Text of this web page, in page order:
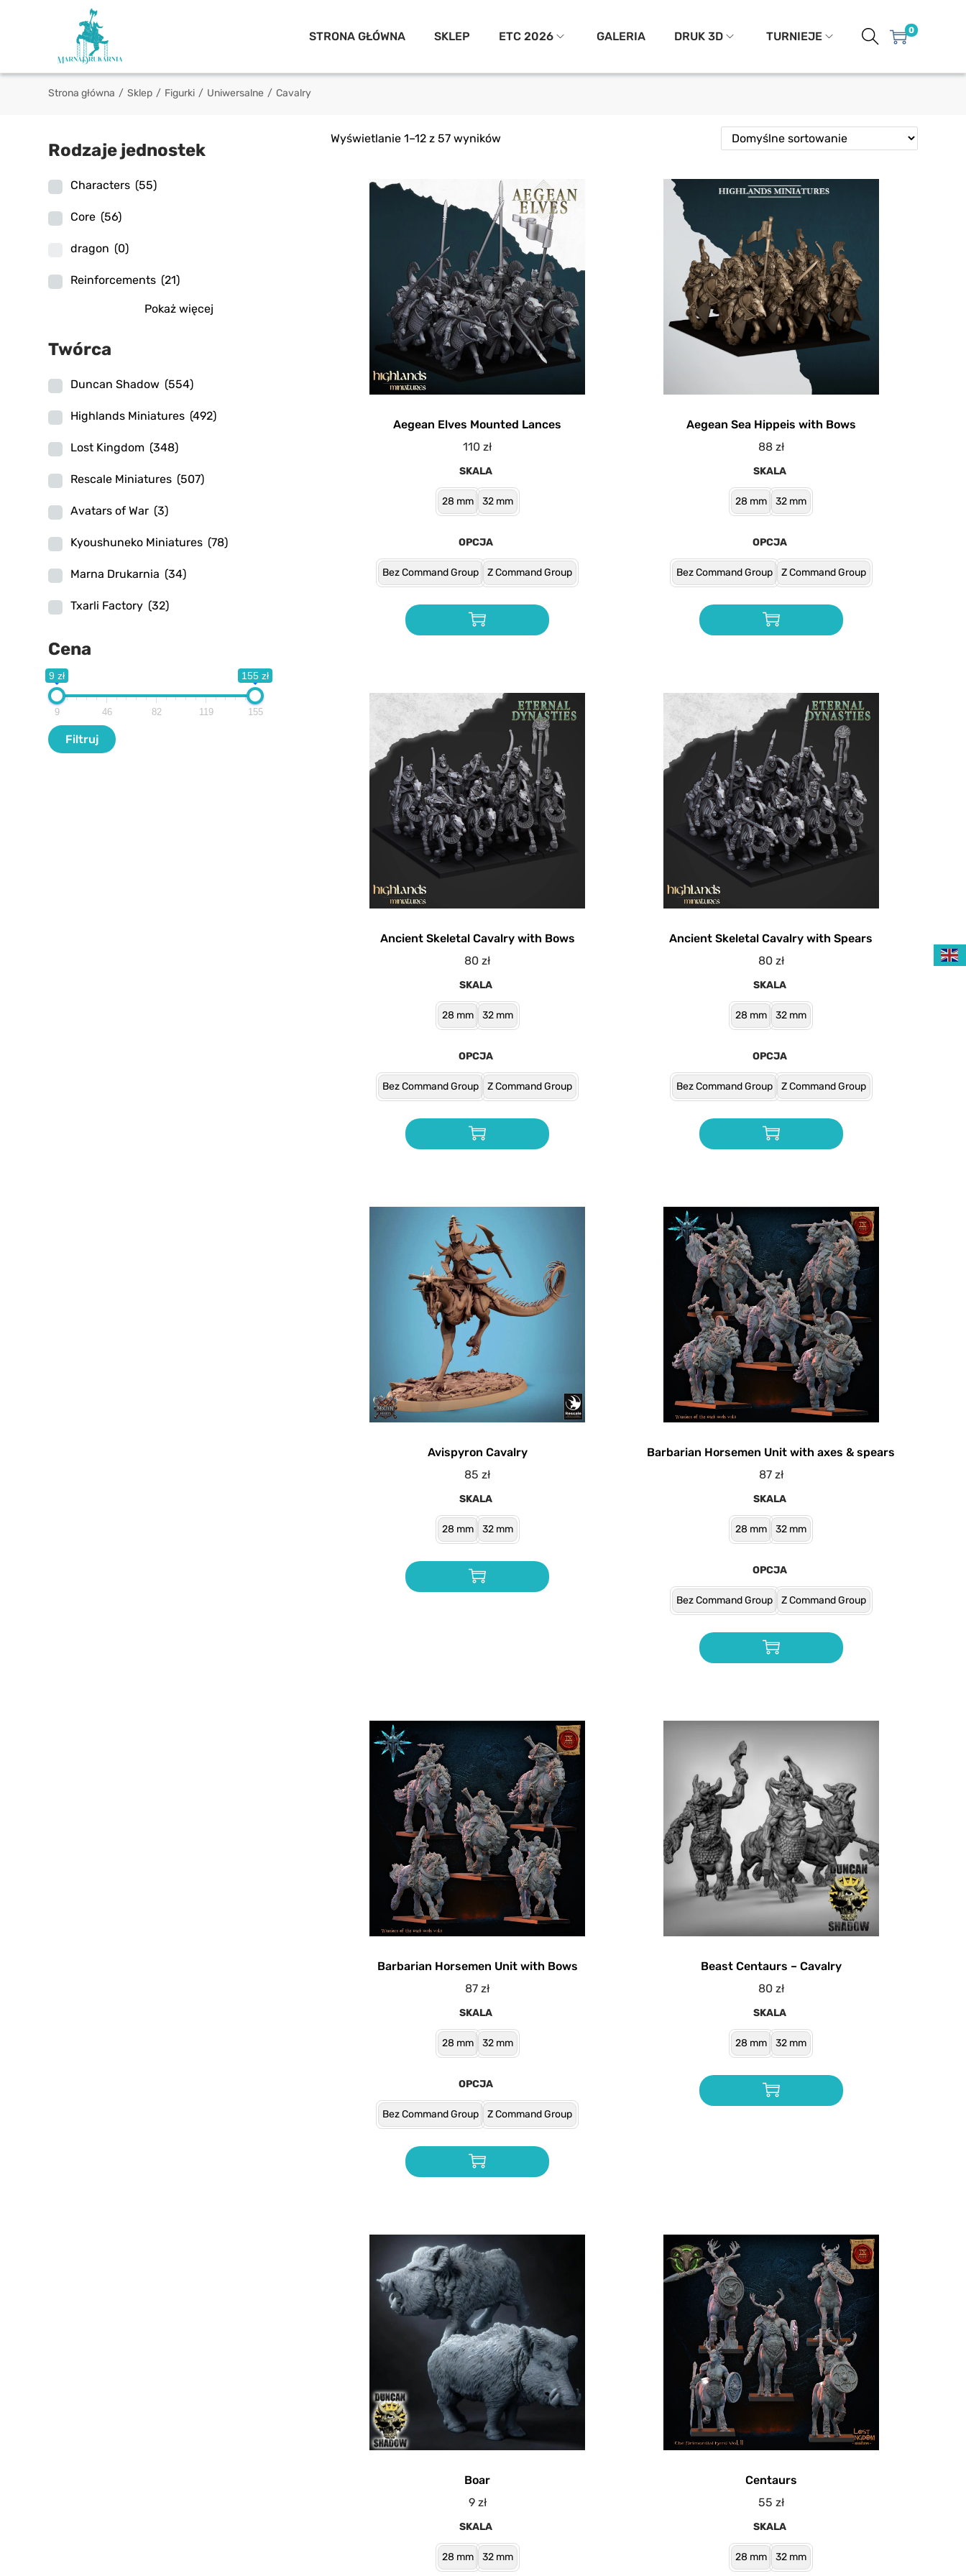
STRONA GŁÓWNA SKLEP ETC 2026 GALERIA DRUK 3D TURNIEJE 0
Strona główna / Sklep / Figurki / Uniwersalne / Cavalry
Wyświetlanie 1–12 z 57 wyników
Aegean Elves Mounted Lances
110zł
SKALA
28 mm 32 mm
OPCJA
Bez Command Group Z Command Group
Aegean Sea Hippeis with Bows
88 zł
SKALA
28 mm 32 mm
OPCJA
Bez Command Group Z Command Group
Ancient Skeletal Cavalry with Bows
80zł
SKALA
28 mm 32 mm
OPCJA
Bez Command Group Z Command Group
Ancient Skeletal Cavalry with Spears
80 zł
SKALA
28 mm 32 mm
OPCJA
Bez Command Group Z Command Group
Avispyron Cavalry
85zł
SKALA
28 mm 32 mm
Barbarian Horsemen Unit with axes & spears
87 zł
SKALA
28 mm 32 mm
OPCJA
Bez Command Group Z Command Group
Barbarian Horsemen Unit with Bows
87zł
SKALA
28 mm 32 mm
OPCJA
Bez Command Group Z Command Group
Beast Centaurs – Cavalry
80 zł
SKALA
28 mm 32 mm
Boar
9 zł
SKALA
28 mm 32 mm
Centaurs
55 zł
SKALA
28 mm 32 mm
Rodzaje jednostek
Characters (55)
Core (56)
dragon (0)
Reinforcements (21)
Pokaż więcej
Twórca
Duncan Shadow (554)
Highlands Miniatures (492)
Lost Kingdom (348)
Rescale Miniatures (507)
Avatars of War (3)
Kyoushuneko Miniatures (78)
Marna Drukarnia (34)
Txarli Factory (32)
Cena
9 zł 155 zł
9 46 82 119 155
Filtr